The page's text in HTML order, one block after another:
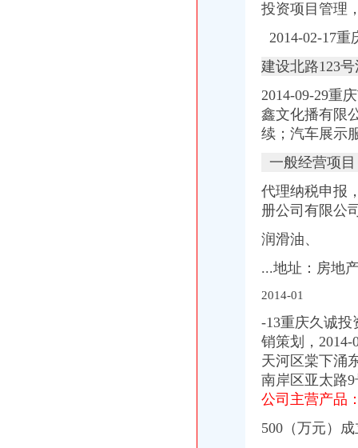
投资项目管理
2014-02-17
建设北路123
2014-09-29重
鑫文化播有限
续；汽车展示
一般经营项
代理纳税申报
册公司有限公
润滑油、
...地址：房地
2014-01
-13重庆久诚
销策划，
天河区棠下涌
南岸区亚太路
公司主营产品
500（万元）